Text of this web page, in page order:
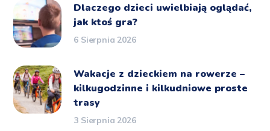
Dlaczego dzieci uwielbiają oglądać,
jak ktoś gra?
6 Sierpnia 2026
Wakacje z dzieckiem na rowerze –
kilkugodzinne i kilkudniowe proste
trasy
3 Sierpnia 2026